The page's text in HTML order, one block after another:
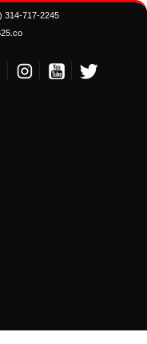
314-717-2245